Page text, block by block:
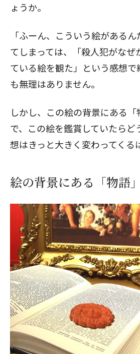
ょうか。
「ふーん、こういう絵がある
てしまっては、「殺人犯がなぜ
ている絵を観た」という感想で
も無理はありません。
しかし、この絵の背景にある
で、この絵を鑑賞していたら
想はきっと大きく変わってくる
絵の背景にある「物語